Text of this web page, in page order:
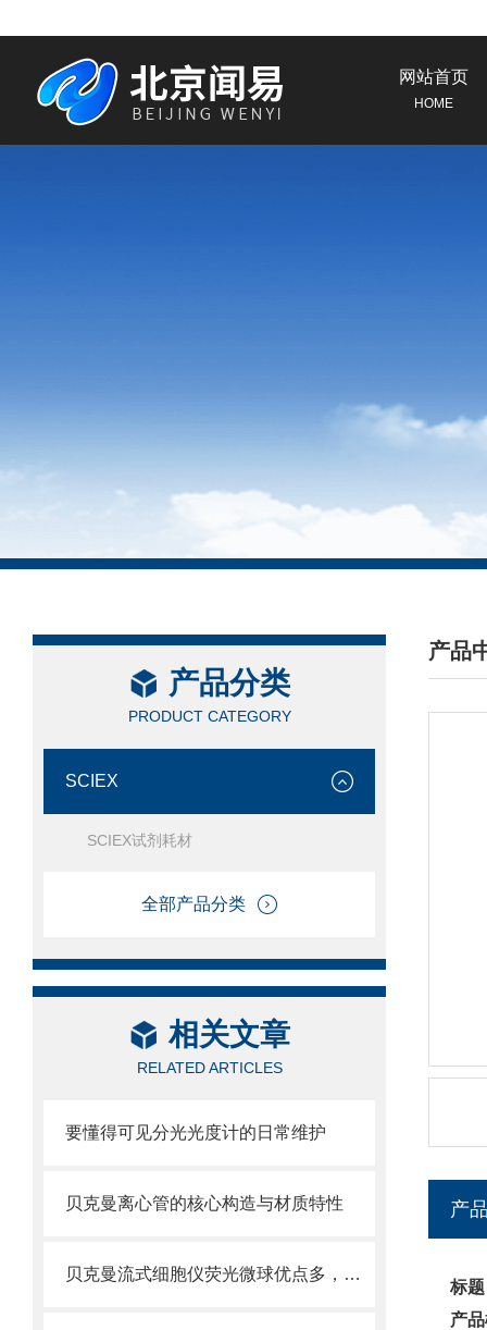
网站首页
HOME
产品分类
PRODUCT CATEGORY
SCIEX
SCIEX试剂耗材
全部产品分类
相关文章
RELATED ARTICLES
要懂得可见分光光度计的日常维护
贝克曼离心管的核心构造与材质特性
贝克曼流式细胞仪荧光微球优点多，实用效果好
产品
/
产
标
产